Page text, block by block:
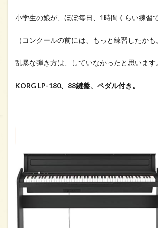
小学生の娘が、ほぼ毎日、1時間くらい練習
（コンクールの前には、もっと練習したかも
乱暴な弾き方は、していなかったと思います
KORG LP-180、88鍵盤、ペダル付き。